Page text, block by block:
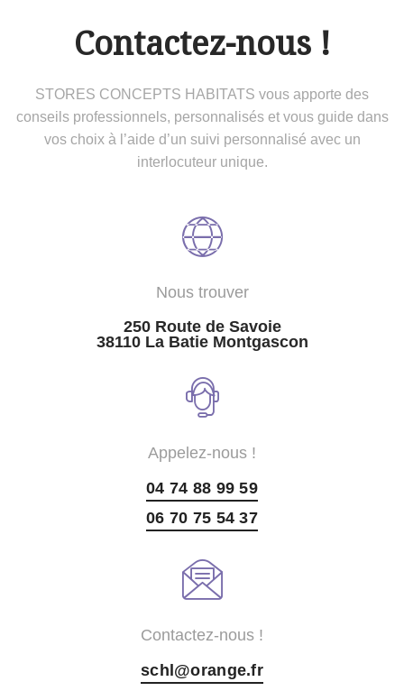
Contactez-nous !
STORES CONCEPTS HABITATS vous apporte des
conseils professionnels, personnalisés et vous guide dans
vos choix à l’aide d’un suivi personnalisé avec un
interlocuteur unique.
Nous trouver
250 Route de Savoie
38110 La Batie Montgascon
Appelez-nous !
04 74 88 99 59
06 70 75 54 37
Contactez-nous !
schl@orange.fr